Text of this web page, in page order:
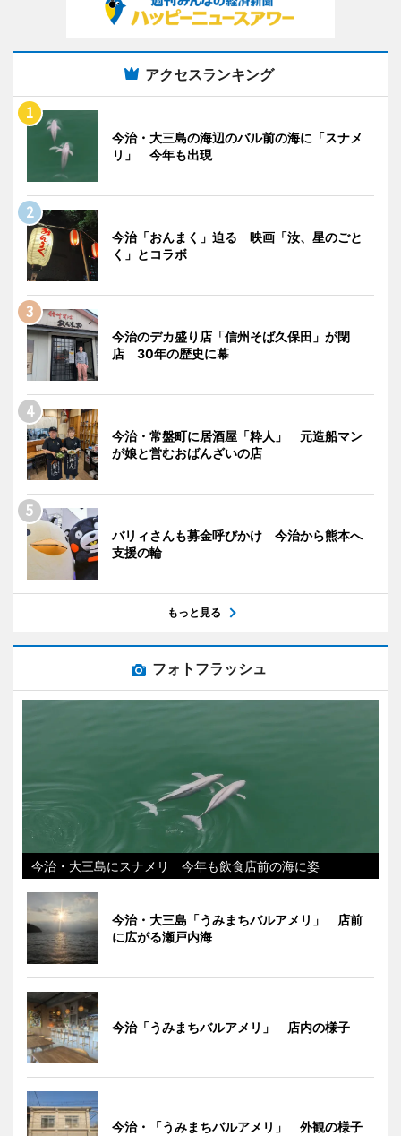
アクセスランキング
今治・大三島の海辺のバル前の海に「スナメ
リ」 今年も出現
今治「おんまく」迫る 映画「汝、星のごと
く」とコラボ
今治のデカ盛り店「信州そば久保田」が閉
店 30年の歴史に幕
今治・常盤町に居酒屋「粋人」 元造船マン
が娘と営むおばんざいの店
バリィさんも募金呼びかけ 今治から熊本へ
支援の輪
もっと見る
フォトフラッシュ
今治・大三島にスナメリ 今年も飲食店前の海に姿
今治・大三島「うみまちバルアメリ」 店前
に広がる瀬戸内海
今治「うみまちバルアメリ」 店内の様子
今治・「うみまちバルアメリ」 外観の様子